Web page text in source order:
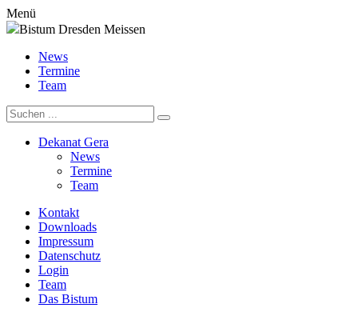
Menü
Bistum Dresden Meissen
News
Termine
Team
Dekanat Gera
News
Termine
Team
Kontakt
Downloads
Impressum
Datenschutz
Login
Team
Das Bistum